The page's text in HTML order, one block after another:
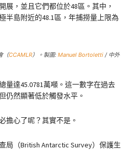
展，並且它們都位於48區。其中，
半島附近的48.1區，年捕撈量上限為
（CCAMLR）。製圖: Manuel Bortoletti / 中外
量達45.0781萬噸。這一數字在過去
仍然顯著低於觸發水平。
擔心了呢？其實不是。
局（British Antarctic Survey）保護生